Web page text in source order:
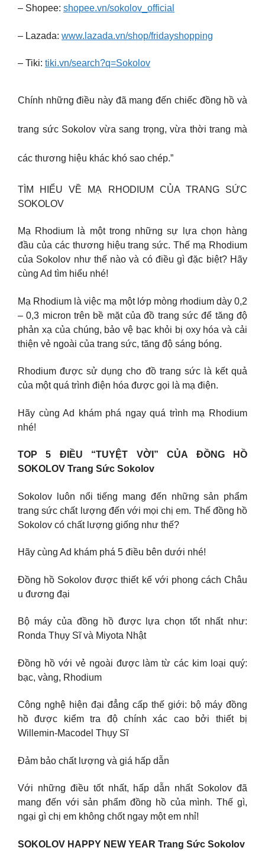
– Shopee: shopee.vn/sokolov_official
– Lazada: www.lazada.vn/shop/fridayshopping
– Tiki: tiki.vn/search?q=Sokolov
Chính những điều này đã mang đến chiếc đồng hồ và
trang sức Sokolov vừa sang trọng, vừa thời trang mà
các thương hiệu khác khó sao chép.”
TÌM HIỂU VỀ MẠ RHODIUM CỦA TRANG SỨC
SOKOLOV
Mạ Rhodium là một trong những sự lựa chọn hàng
đầu của các thương hiệu trang sức. Thế mạ Rhodium
của Sokolov như thế nào và có điều gì đặc biệt? Hãy
cùng Ad tìm hiểu nhé!
Mạ Rhodium là việc mạ một lớp mòng rhodium dày 0,2
– 0,3 micron trên bề mặt của đồ trang sức để tăng độ
phản xạ của chúng, bảo vệ bạc khỏi bị oxy hóa và cải
thiện vẻ ngoài của trang sức, tăng độ sáng bóng.
Rhodium được sử dụng cho đồ trang sức là kết quả
của một quá trình điện hóa được gọi là mạ điện.
Hãy cùng Ad khám phá ngay quá trình mạ Rhodium
nhé!
TOP 5 ĐIỀU “TUYỆT VỜI” CỦA ĐỒNG HỒ
SOKOLOV Trang Sức Sokolov
Sokolov luôn nổi tiếng mang đến những sản phẩm
trang sức chất lượng đến với mọi chị em. Thế đồng hồ
Sokolov có chất lượng giống như thế?
Hãy cùng Ad khám phá 5 điều bên dưới nhé!
Đồng hồ Sokolov được thiết kế với phong cách Châu
u đương đại
Bộ máy của đồng hồ được lựa chọn tốt nhất như:
Ronda Thụy Sĩ và Miyota Nhật
Đồng hồ với vẻ ngoài được làm từ các kim loại quý:
bạc, vàng, Rhodium
Công nghệ hiện đại đẳng cấp thế giới: bộ máy đồng
hồ được kiểm tra độ chính xác cao bởi thiết bị
Willemin-Macodel Thụy Sĩ
Đảm bảo chất lượng và giá hấp dẫn
Với những điều tốt nhất, hấp dẫn nhất Sokolov đã
mang đến với sản phẩm đồng hồ của mình. Thế gì,
ngại gì chị em không chốt ngay một em nhỉ!
SOKOLOV HAPPY NEW YEAR Trang Sức Sokolov